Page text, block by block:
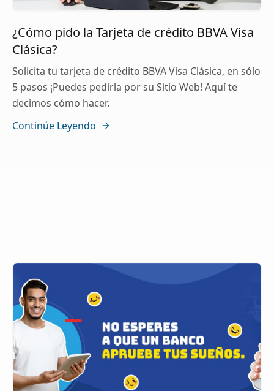
¿Cómo pido la Tarjeta de crédito BBVA Visa
Clásica?
Solicita tu tarjeta de crédito BBVA Visa Clásica, en sólo
5 pasos ¡Puedes pedirla por su Sitio Web! Aquí te
decimos cómo hacer.
Continúe Leyendo